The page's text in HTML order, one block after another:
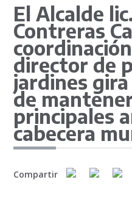
El Alcalde
Contreras
director de
jardines
de
principales
cabecera
Compartir